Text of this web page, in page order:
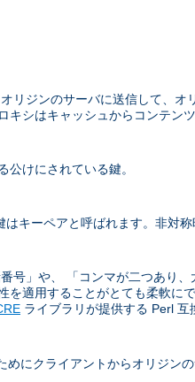
ジンのサーバに送信して、オ
シはキャッシュからコンテン
公けにされている鍵。
キーペアと呼ばれます。非対称
」や、 「コンマが二つあり
適用することがとても柔軟に
ライブラリが提供する Perl 互
にクライアントからオリジン